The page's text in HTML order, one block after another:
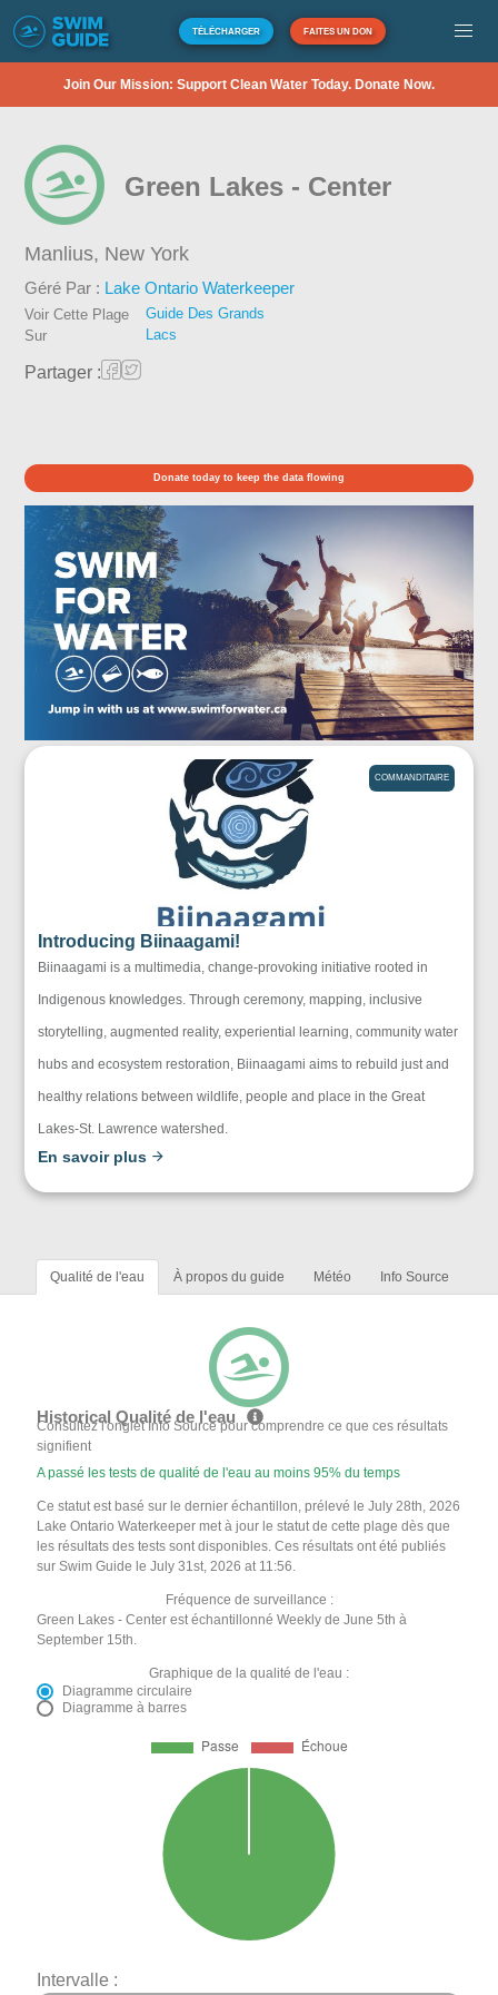
TÉLÉCHARGER FAITES UN DON
Join Our Mission: Support Clean Water Today. Donate Now.
Green Lakes - Center
Manlius, New York
Géré Par : Lake Ontario Waterkeeper
Voir Cette Plage
Sur
Guide Des Grands
Lacs
Partager :
Donate today to keep the data flowing
COMMANDITAIRE
Introducing Biinaagami!
Biinaagami is a multimedia, change-provoking initiative rooted in
Indigenous knowledges. Through ceremony, mapping, inclusive
storytelling, augmented reality, experiential learning, community water
hubs and ecosystem restoration, Biinaagami aims to rebuild just and
healthy relations between wildlife, people and place in the Great
Lakes-St. Lawrence watershed.
En savoir plus
Qualité de l'eau À propos du guide Météo Info Source
Historical Qualité de l'eau
Consultez l'onglet Info Source pour comprendre ce que ces résultats
signifient
A passé les tests de qualité de l'eau au moins 95% du temps
Ce statut est basé sur le dernier échantillon, prélevé le July 28th, 2026
Lake Ontario Waterkeeper met à jour le statut de cette plage dès que
les résultats des tests sont disponibles. Ces résultats ont été publiés
sur Swim Guide le July 31st, 2026 at 11:56.
Fréquence de surveillance :
Green Lakes - Center est échantillonné Weekly de June 5th à
September 15th.
Graphique de la qualité de l'eau :
Diagramme circulaire
Diagramme à barres
Intervalle :